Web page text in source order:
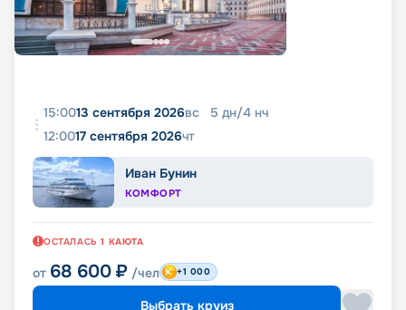
15:0013 сентября 2026вс 5 дн/4 нч
12:0017 сентября 2026чт
Иван Бунин
КОМФОРТ
ОСТАЛАСЬ 1 КАЮТА
от 68 600 ₽ /чел +1 000
Выбрать круиз